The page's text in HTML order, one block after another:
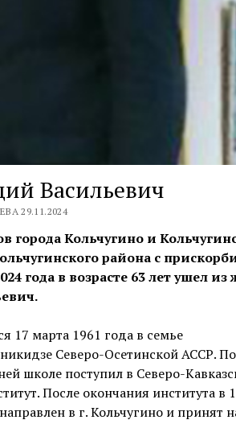
Васильевич
29.11.2024
города Кольчугино и
района с
года в возрасте 63 лет ушел из
17 марта 1961 года в семье
Северо-Осетинской АССР.
школе поступил в Северо-
После окончания института в
в г. Кольчугино и принят